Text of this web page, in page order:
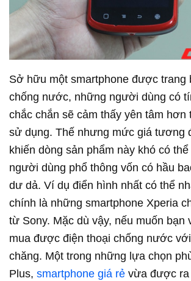
Sở hữu một smartphone được trang
chống nước, những người dùng có
chắc chắn sẽ cảm thấy yên tâm hơn
sử dụng. Thế nhưng mức giá tương
khiến dòng sản phẩm này khó có
người dùng phổ thông vốn có hầu
dư dả. Ví dụ điển hình nhất có thể
chính là những smartphone Xperia
từ Sony. Mặc dù vậy, nếu muốn bạn
mua được điện thoại chống nước
chăng. Một trong những lựa chọn
Plus, smartphone giá rẻ vừa được ra